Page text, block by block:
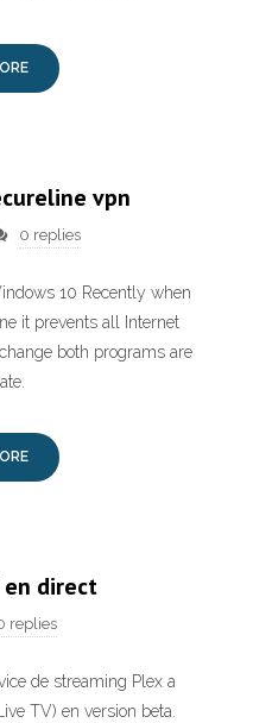
vpn
0 replies
10 Recently when
it prevents all Internet
both programs are
direct
replies
de streaming Plex a
TV) en version beta.